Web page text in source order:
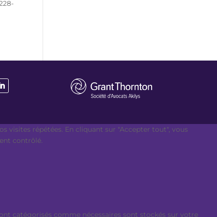
visites répétées. En cliquant sur "Accepter tout", vous
contrôlé.
catégorisés comme nécessaires sont stockés sur votre